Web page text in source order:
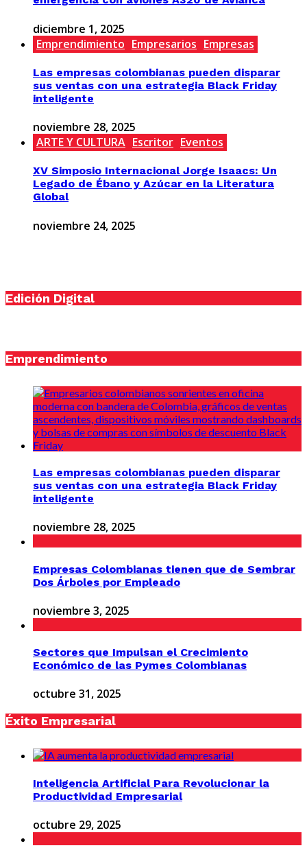
diciembre 1, 2025
Emprendimiento Empresarios Empresas
Las empresas colombianas pueden disparar
sus ventas con una estrategia Black Friday
inteligente
noviembre 28, 2025
ARTE Y CULTURA Escritor Eventos
XV Simposio Internacional Jorge Isaacs: Un
Legado de Ébano y Azúcar en la Literatura
Global
noviembre 24, 2025
Edición Digital
Emprendimiento
Las empresas colombianas pueden disparar
sus ventas con una estrategia Black Friday
inteligente
noviembre 28, 2025
Empresas Colombianas tienen que de Sembrar
Dos Árboles por Empleado
noviembre 3, 2025
Sectores que Impulsan el Crecimiento
Económico de las Pymes Colombianas
octubre 31, 2025
Éxito Empresarial
Inteligencia Artificial Para Revolucionar la
Productividad Empresarial
octubre 29, 2025